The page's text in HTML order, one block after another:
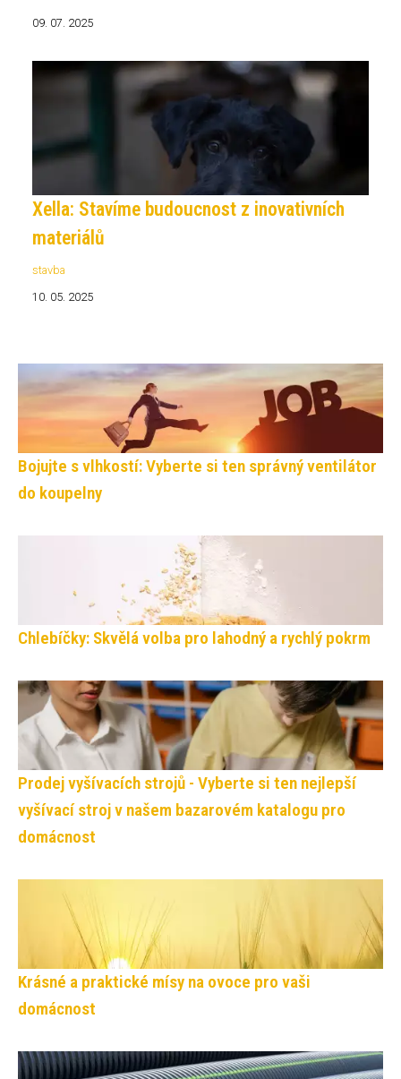
09. 07. 2025
Xella: Stavíme budoucnost z inovativních
materiálů
stavba
10. 05. 2025
Bojujte s vlhkostí: Vyberte si ten správný ventilátor
do koupelny
Chlebíčky: Skvělá volba pro lahodný a rychlý pokrm
Prodej vyšívacích strojů - Vyberte si ten nejlepší
vyšívací stroj v našem bazarovém katalogu pro
domácnost
Krásné a praktické mísy na ovoce pro vaši
domácnost